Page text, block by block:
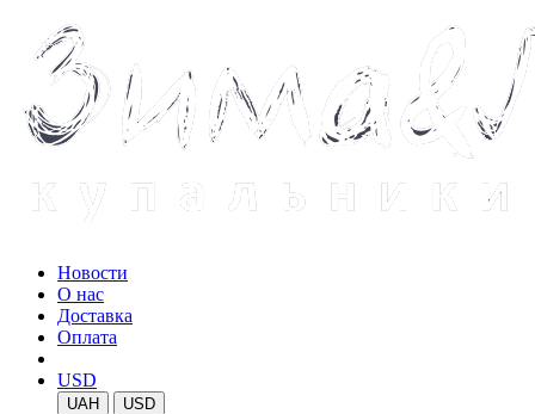
Новости
О нас
Доставка
Оплата
USD
UAH USD